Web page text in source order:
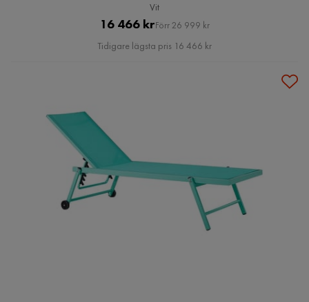
Vit
Pris
16 466 krOriginal
Pris
Förr 26 999 kr
Tidigare lägsta pris 16 466 kr